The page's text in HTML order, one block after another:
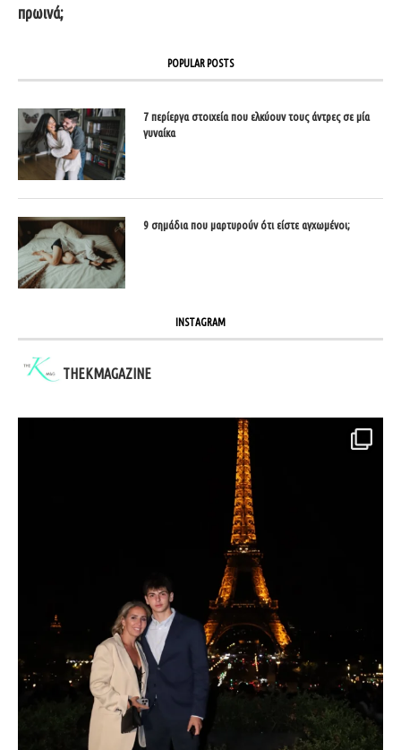
πρωινά;
POPULAR POSTS
7 περίεργα στοιχεία που ελκύουν τους άντρες σε μία
γυναίκα
9 σημάδια που μαρτυρούν ότι είστε αγχωμένοι;
INSTAGRAM
THEKMAGAZINE